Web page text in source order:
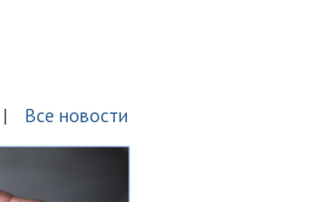
Все новости